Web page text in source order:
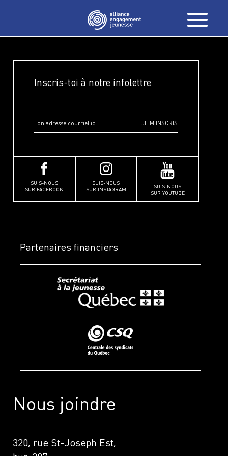
Inscris-toi à notre infolettre
SUIS-NOUS
SUR FACEBOOK
SUIS-NOUS
SUR INSTAGRAM
SUIS-NOUS
SUR YOUTUBE
Nous joindre
320, rue St-Joseph Est,
Partenaires financiers